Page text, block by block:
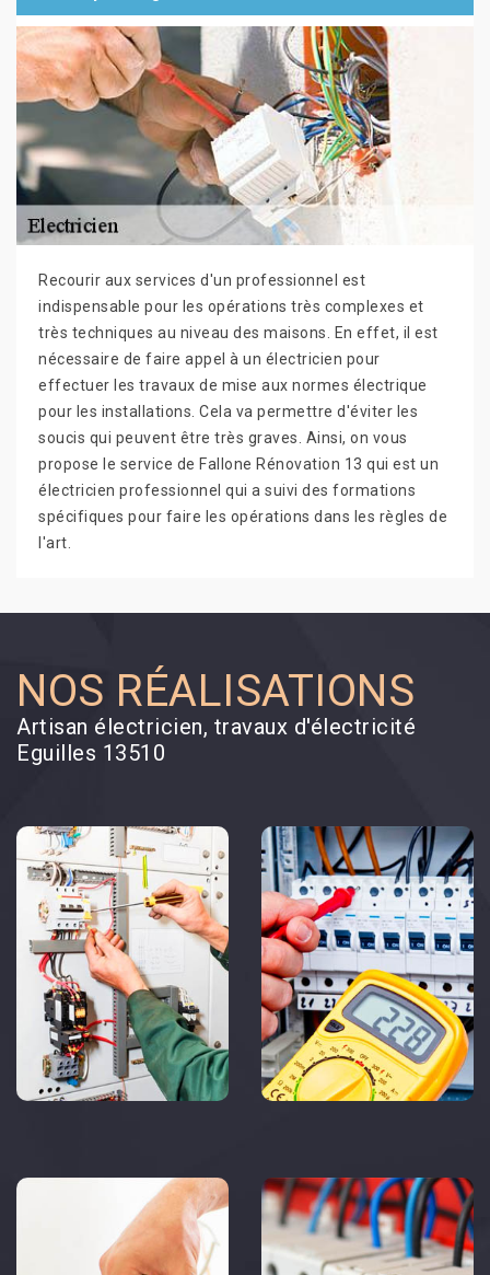
Recourir aux services d'un professionnel est
indispensable pour les opérations très complexes et
très techniques au niveau des maisons. En effet, il est
nécessaire de faire appel à un électricien pour
effectuer les travaux de mise aux normes électrique
pour les installations. Cela va permettre d'éviter les
soucis qui peuvent être très graves. Ainsi, on vous
propose le service de Fallone Rénovation 13 qui est un
électricien professionnel qui a suivi des formations
spécifiques pour faire les opérations dans les règles de
l'art.
NOS RÉALISATIONS
Artisan électricien, travaux d'électricité
Eguilles 13510